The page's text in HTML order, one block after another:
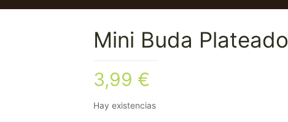
Mini Buda Plateado
3,99 €
Hay existencias